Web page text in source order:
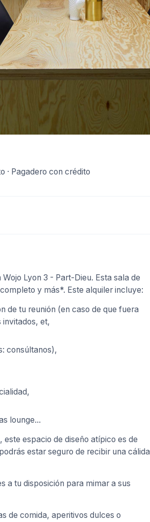
· Pagadero con crédito
Lyon 3 - Part-Dieu. Esta sala de
y más*. Este alquiler incluye:
de tu reunión (en caso de que fuera
et,
consúltanos),
lounge...
espacio de diseño atípico es de
estar seguro de recibir una cálida
a tu disposición para mimar a sus
de comida, aperitivos dulces o